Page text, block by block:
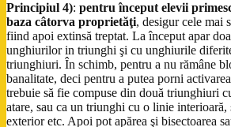
Principiul 4): pentru început elevii
baza câtorva proprietăţi, desigur cele mai
fiind apoi extinsă treptat. La început apar
unghiurilor in triunghi şi cu unghiurile
triunghiuri. În schimb, pentru a nu rămâne
banalitate, deci pentru a putea porni
trebuie să fie compuse din două triunghiuri
atare, sau ca un triunghi cu o linie interioară,
exterior etc. Apoi pot apărea şi bisectoarea